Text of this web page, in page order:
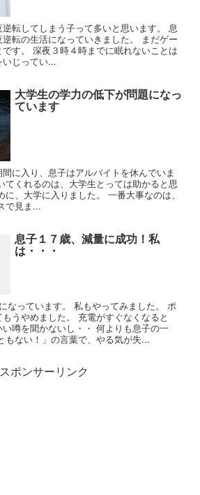
転してしまう子って多いと思います。 息
転の生活になっていきました。 まだゲー
す。 深夜３時４時までに眠れないことは
じってい...
大学生の学力の低下が問題になっ
ています
に入り、息子はアルバイトを休んでいま
てくれるのは、大学生とっては助かると思
、大学に入りました。 一番大事なのは、
で見ま...
息子１７歳、減量に成功！私
は・・・
なっています。 私もやってみました。 ポ
うやめました。 充電がすぐなくなると
噂を聞かないし・・ 何よりも息子の一
もない！」の言葉で、やる気が失...
スポンサーリンク